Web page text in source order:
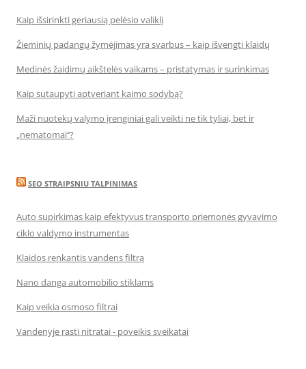
Kaip išsirinkti geriausią pelėsio valiklį
Žieminių padangų žymėjimas yra svarbus – kaip išvengti klaidų
Medinės žaidimų aikštelės vaikams – pristatymas ir surinkimas
Kaip sutaupyti aptveriant kaimo sodybą?
Maži nuotekų valymo įrenginiai gali veikti ne tik tyliai, bet ir
„nematomai‘‘?
SEO STRAIPSNIU TALPINIMAS
Auto supirkimas kaip efektyvus transporto priemonės gyvavimo
ciklo valdymo instrumentas
Klaidos renkantis vandens filtrą
Nano danga automobilio stiklams
Kaip veikia osmoso filtrai
Vandenyje rasti nitratai - poveikis sveikatai